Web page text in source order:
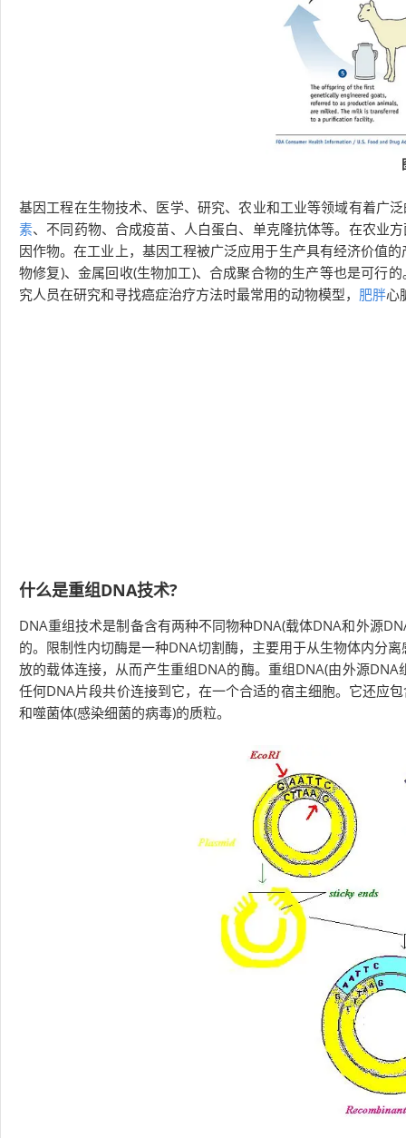
基因工程在生物技术、医学、研究、农业和工业等领域有着广
素、不同药物、合成疫苗、人白蛋白、单克隆抗体等。在农业
因作物。在工业上，基因工程被广泛应用于生产具有经济价值
物修复)、金属回收(生物加工)、合成聚合物的生产等也是可行
究人员在研究和寻找癌症治疗方法时最常用的动物模型， 肥胖心
什么是重组DNA技术?
DNA重组技术是制备含有两种不同物种DNA(载体DNA和外源
的。限制性内切酶是一种DNA切割酶，主要用于从生物体内分
放的载体连接，从而产生重组DNA的酶。重组DNA(由外源
任何DNA片段共价连接到它，在一个合适的宿主细胞。它还应
和噬菌体(感染细菌的病毒)的质粒。